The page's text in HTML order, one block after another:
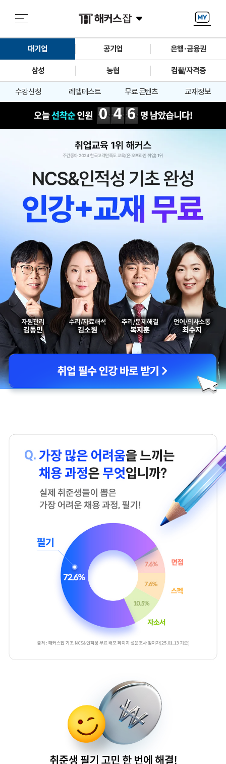
대기업 공기업 은행·금융권
삼성 농협 컴활/자격증
수강신청 레벨테스트 무료 콘텐츠 교재정보
046